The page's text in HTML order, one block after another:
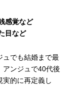
感覚など
目など
ュでも結婚まで最
アンジュで40代後
的に再定義し